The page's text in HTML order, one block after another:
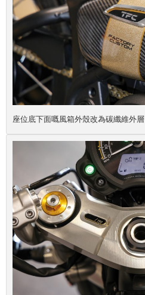
座位底下面嘅風箱外殼改為碳纖維外層